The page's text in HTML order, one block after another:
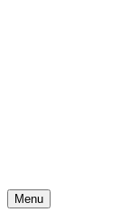
Menu